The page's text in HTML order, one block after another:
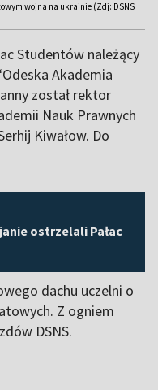
wojna na ukrainie (Zdj: DSNS
Studentów należący
Akademia
został rektor
Nauk Prawnych
Kiwałow. Do
ostrzelali Pałac
dachu uczelni o
Z ogniem
DSNS.